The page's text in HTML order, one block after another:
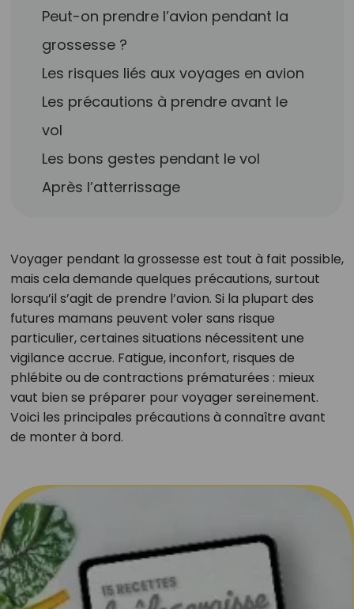
Peut-on prendre l’avion pendant la
grossesse ?
Les risques liés aux voyages en avion
Les précautions à prendre avant le
vol
Les bons gestes pendant le vol
Après l’atterrissage
Voyager pendant la grossesse est tout à fait possible,
mais cela demande quelques précautions, surtout
lorsqu’il s’agit de prendre l’avion. Si la plupart des
futures mamans peuvent voler sans risque
particulier, certaines situations nécessitent une
vigilance accrue. Fatigue, inconfort, risques de
phlébite ou de contractions prématurées : mieux
vaut bien se préparer pour voyager sereinement.
Voici les principales précautions à connaître avant
de monter à bord.